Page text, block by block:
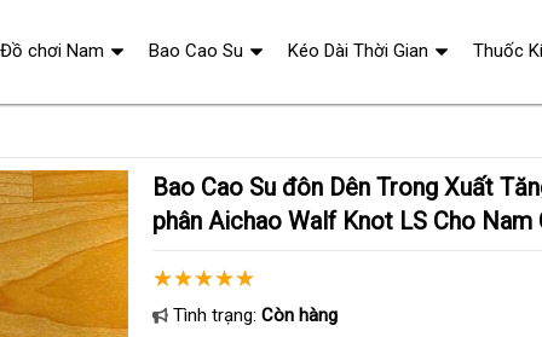
Bao Cao Su đôn Dên Trong Xuất Tăng Kích Thước 8
phân Aichao Walf Knot LS Cho Nam
Tình trạng: Còn hàng
Đồ chơi Nam Bao Cao Su Kéo Dài Thời Gian Thuốc